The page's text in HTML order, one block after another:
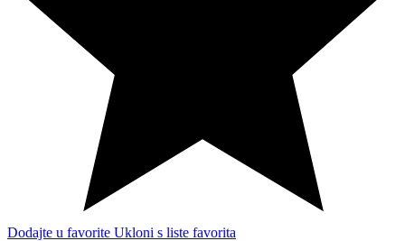
Dodajte u favorite Ukloni s liste favorita